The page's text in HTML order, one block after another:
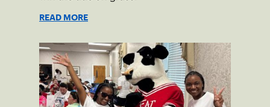
READ MORE